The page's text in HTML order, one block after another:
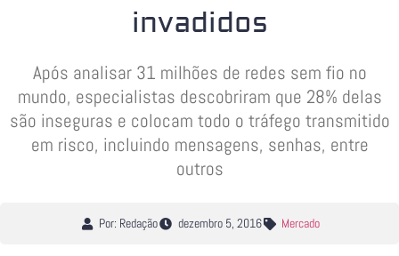
invadidos
Após analisar 31 milhões de redes sem fio no
mundo, especialistas descobriram que 28% delas
são inseguras e colocam todo o tráfego transmitido
em risco, incluindo mensagens, senhas, entre
outros
Por: Redação dezembro 5, 2016 Mercado